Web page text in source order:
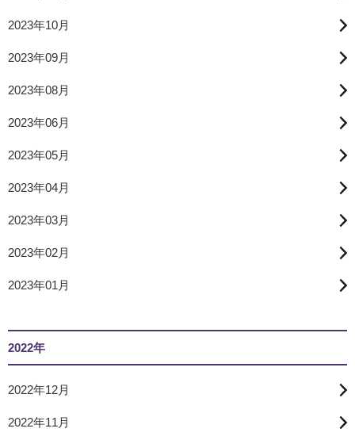
2023年10月
2023年09月
2023年08月
2023年06月
2023年05月
2023年04月
2023年03月
2023年02月
2023年01月
2022年
2022年12月
2022年11月